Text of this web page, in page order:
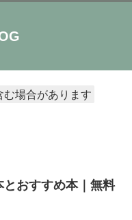
場合があります
おすすめ本｜無料